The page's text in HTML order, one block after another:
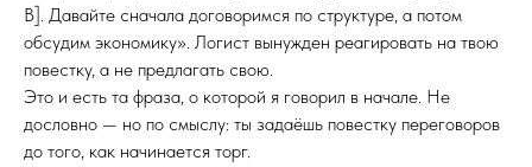
В]. Давайте сначала договоримся по структуре, а потом
обсудим экономику». Логист вынужден реагировать на твою
повестку, а не предлагать свою.
Это и есть та фраза, о которой я говорил в начале. Не
дословно — но по смыслу: ты задаёшь повестку переговоров
до того, как начинается торг.